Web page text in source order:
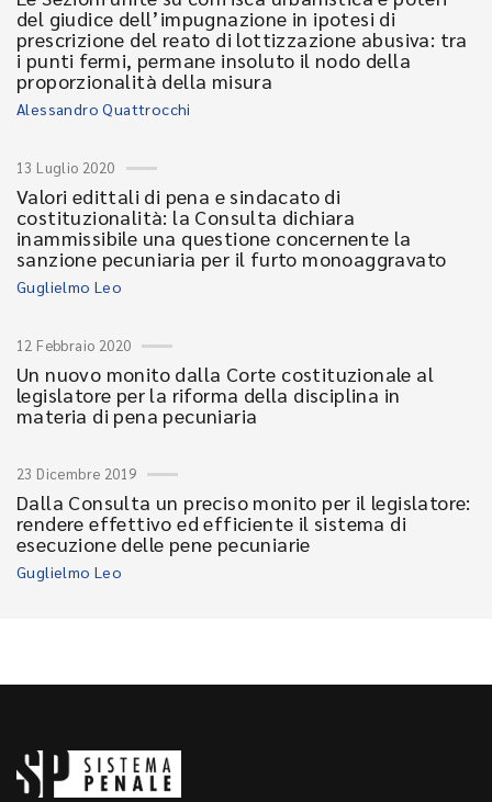
del giudice dell’impugnazione in ipotesi di
prescrizione del reato di lottizzazione abusiva: tra
i punti fermi, permane insoluto il nodo della
proporzionalità della misura
Alessandro Quattrocchi
13 Luglio 2020
Valori edittali di pena e sindacato di
costituzionalità: la Consulta dichiara
inammissibile una questione concernente la
sanzione pecuniaria per il furto monoaggravato
Guglielmo Leo
12 Febbraio 2020
Un nuovo monito dalla Corte costituzionale al
legislatore per la riforma della disciplina in
materia di pena pecuniaria
23 Dicembre 2019
Dalla Consulta un preciso monito per il legislatore:
rendere effettivo ed efficiente il sistema di
esecuzione delle pene pecuniarie
Guglielmo Leo